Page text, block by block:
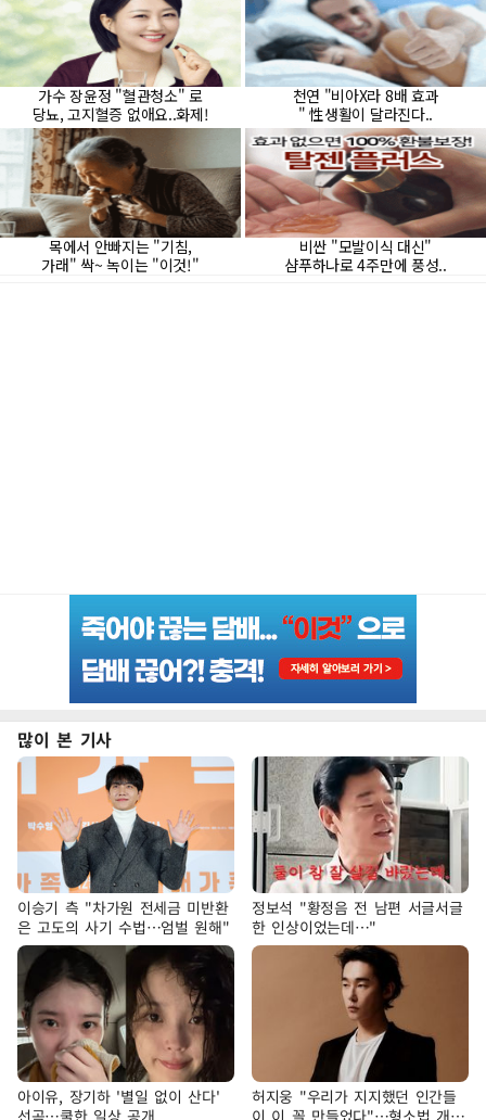
많이 본 기사
이승기 측 "차가원 전세금 미반환
은 고도의 사기 수법…엄벌 원해"
정보석 "황정음 전 남편 서글서글
한 인상이었는데…"
아이유, 장기하 '별일 없이 산다'
선곡…쿨한 일상 공개
허지웅 "우리가 지지했던 인간들
이 이 꼴 만들었다"…형소법 개정